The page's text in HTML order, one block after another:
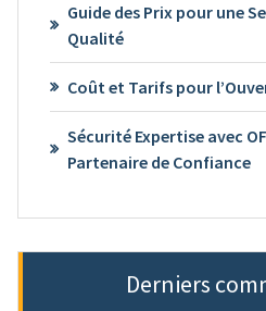
Guide des Prix pour une
Qualité
Coût et Tarifs pour
Sécurité Expertise avec
Partenaire de Confiance
Derniers